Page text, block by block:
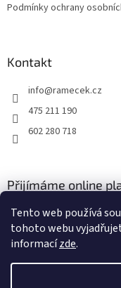
Tento web používá
tohoto webu
informacízde.
Podmínky ochrany
Kontakt
info@ramecek.cz
475 211 190
602 280 718
Přijímáme online